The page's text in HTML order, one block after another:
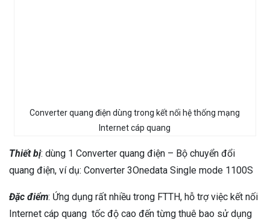
Converter quang điện dùng trong kết nối hệ thống mạng
Internet cáp quang
Thiết bị: dùng 1 Converter quang điện – Bộ chuyển đổi
quang điện, ví dụ: Converter 3Onedata Single mode 1100S
Đặc điểm: Ứng dụng rất nhiều trong FTTH, hỗ trợ việc kết nối
Internet cáp quang tốc độ cao đến từng thuê bao sử dụng